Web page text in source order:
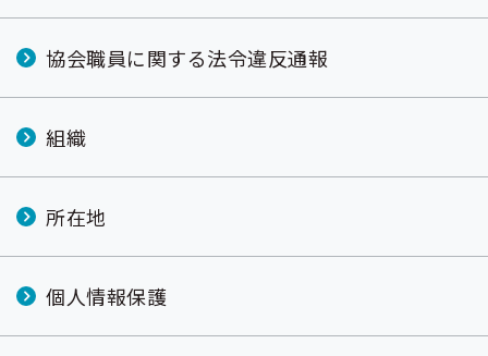
協会職員に関する法令違反通報
組織
所在地
個人情報保護